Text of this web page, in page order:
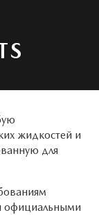
жидкостей и
для
официальными